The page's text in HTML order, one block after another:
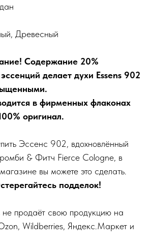
Древесный
Содержание 20%
делает духи Essens 902
в фирменных флаконах
оригинал.
Эссенс 902, вдохновлённый
& Фитч Fierce Cologne, в
вы можете это сделать.
подделок!
не продаёт свою продукцию на
Wildberries, Яндекс.Маркет и